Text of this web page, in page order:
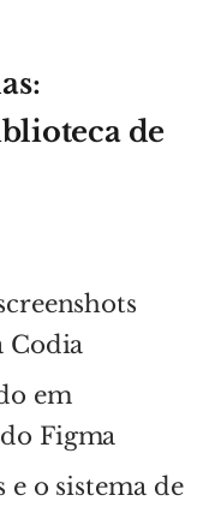
de
Codia
em
Figma
e o sistema de